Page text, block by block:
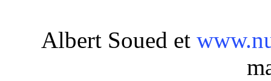
Albert Soued et